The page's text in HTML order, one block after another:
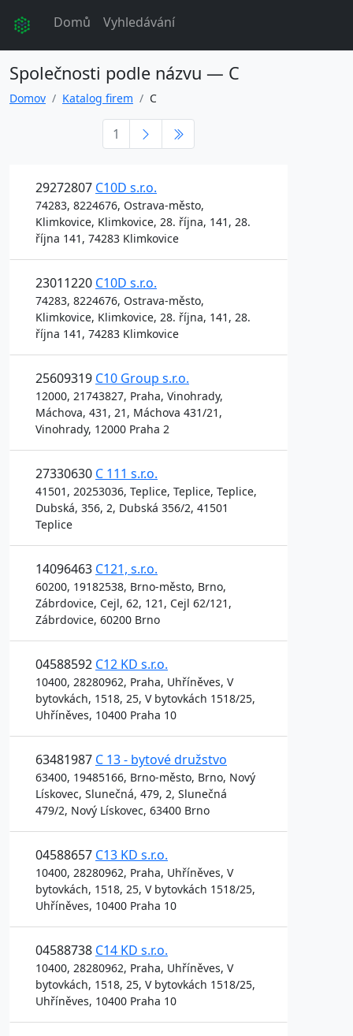
Domů Vyhledávání
Společnosti podle názvu — C
Domov Katalog firem C
1
29272807 C10D s.r.o.
74283, 8224676, Ostrava-město,
Klimkovice, Klimkovice, 28. října, 141, 28.
října 141, 74283 Klimkovice
23011220 C10D s.r.o.
74283, 8224676, Ostrava-město,
Klimkovice, Klimkovice, 28. října, 141, 28.
října 141, 74283 Klimkovice
25609319 C10 Group s.r.o.
12000, 21743827, Praha, Vinohrady,
Máchova, 431, 21, Máchova 431/21,
Vinohrady, 12000 Praha 2
27330630 C 111 s.r.o.
41501, 20253036, Teplice, Teplice, Teplice,
Dubská, 356, 2, Dubská 356/2, 41501
Teplice
14096463 C121, s.r.o.
60200, 19182538, Brno-město, Brno,
Zábrdovice, Cejl, 62, 121, Cejl 62/121,
Zábrdovice, 60200 Brno
04588592 C12 KD s.r.o.
10400, 28280962, Praha, Uhříněves, V
bytovkách, 1518, 25, V bytovkách 1518/25,
Uhříněves, 10400 Praha 10
63481987 C 13 - bytové družstvo
63400, 19485166, Brno-město, Brno, Nový
Lískovec, Slunečná, 479, 2, Slunečná
479/2, Nový Lískovec, 63400 Brno
04588657 C13 KD s.r.o.
10400, 28280962, Praha, Uhříněves, V
bytovkách, 1518, 25, V bytovkách 1518/25,
Uhříněves, 10400 Praha 10
04588738 C14 KD s.r.o.
10400, 28280962, Praha, Uhříněves, V
bytovkách, 1518, 25, V bytovkách 1518/25,
Uhříněves, 10400 Praha 10